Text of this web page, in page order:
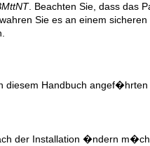
. Beachten Sie, dass das
Sie es an einem
diesem Handbuch
der Installation �ndern